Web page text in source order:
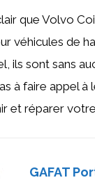
que Volvo
véhicules de
ils sont sans
à faire appel
et réparer
GAFAT